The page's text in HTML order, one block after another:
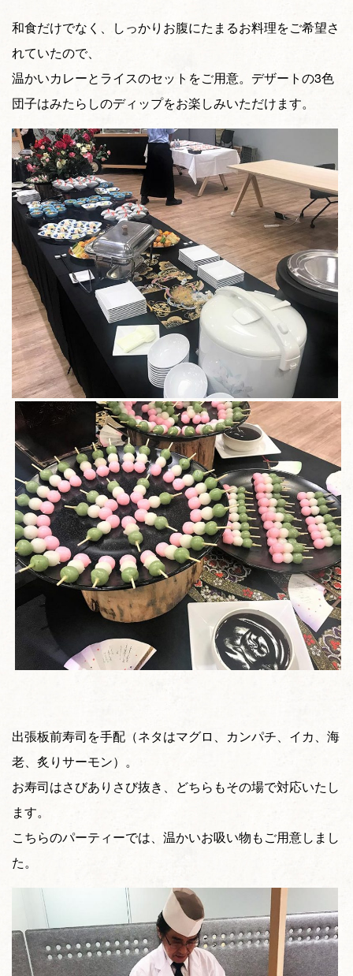
和食だけでなく、しっかりお腹にたまるお料理をご希望さ
れていたので、
温かいカレーとライスのセットをご用意。デザートの3色
団子はみたらしのディップをお楽しみいただけます。
出張板前寿司を手配（ネタはマグロ、カンパチ、イカ、海
老、炙りサーモン）。
お寿司はさびありさび抜き、どちらもその場で対応いたし
ます。
こちらのパーティーでは、温かいお吸い物もご用意しまし
た。